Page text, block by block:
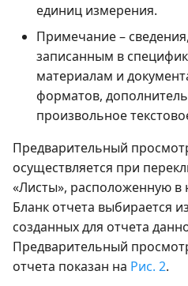
единиц измерения.
Примечание –
записанным в
материалам и
форматов,
произвольное
Предварительный
осуществляется при
«Листы», расположенную в
Бланк отчета выбирается
созданных для отчета
Предварительный
отчета показан на Рис. 2.